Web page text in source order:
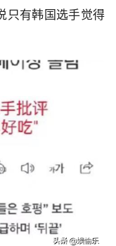
只有韩国选手觉得